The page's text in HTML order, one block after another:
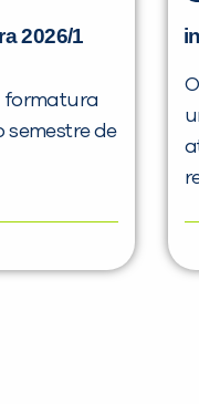
2026/1
formatura
semestre de